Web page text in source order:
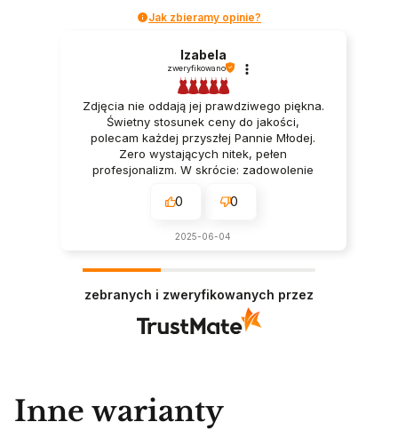
Jak zbieramy opinie?
Izabela
zweryfikowano
Zdjęcia nie oddają jej prawdziwego piękna.
Świetny stosunek ceny do jakości,
polecam każdej przyszłej Pannie Młodej.
Zero wystających nitek, pełen
profesjonalizm. W skrócie: zadowolenie
0 0
2025-06-04
zebranych i zweryfikowanych przez
Inne warianty